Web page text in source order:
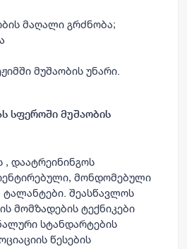
მაღალი გრძნობა;
მუშაობის უნარი.
სფეროში მუშაობის
, დაატრეინინგოს
მონდომებული
შეასწავლოს
მომზადების ტექნიკები
სტანდარტების
წესების